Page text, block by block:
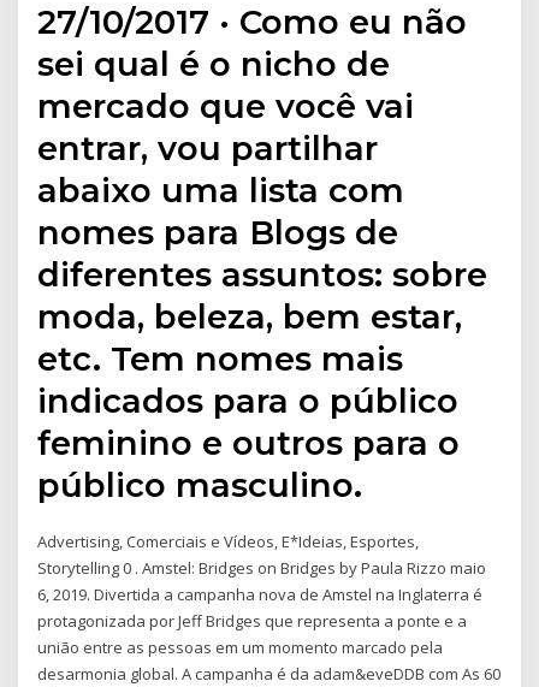
27/10/2017 · Como eu não
sei qual é o nicho de
mercado que você vai
entrar, vou partilhar
abaixo uma lista com
nomes para Blogs de
diferentes assuntos: sobre
moda, beleza, bem estar,
etc. Tem nomes mais
indicados para o público
feminino e outros para o
público masculino.
Advertising, Comerciais e Vídeos, E*Ideias, Esportes,
Storytelling 0 . Amstel: Bridges on Bridges by Paula Rizzo maio
6, 2019. Divertida a campanha nova de Amstel na Inglaterra é
protagonizada por Jeff Bridges que representa a ponte e a
união entre as pessoas em um momento marcado pela
desarmonia global. A campanha é da adam&eveDDB com As 60